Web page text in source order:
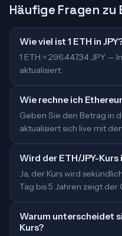
Häufige Fragen zu
Wie viel ist 1 ETH in
1 ETH = 296.447,34 JPY
aktualisiert.
Wie rechne ich
Geben Sie den Betrag in
aktualisiert sich live mit
Wird der ETH/JPY-
Ja, der Kurs wird
Tag bis 5 Jahren zeigt der
Warum unterscheidet
Kurs?